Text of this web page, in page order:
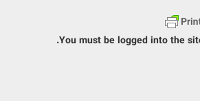
You must be logged into the